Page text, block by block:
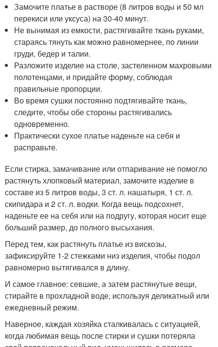
Замочите платье в растворе (8 литров воды и 50 мл
перекиси или уксуса) на 30-40 минут.
Не вынимая из емкости, растягивайте ткань руками,
стараясь тянуть как можно равномернее, по линии
груди, бедер и талии.
Разложите изделие на столе, застеленном махровыми
полотенцами, и придайте форму, соблюдая
правильные пропорции.
Во время сушки постоянно подтягивайте ткань,
следите, чтобы обе стороны растягивались
одновременно.
Практически сухое платье наденьте на себя и
расправьте.
Если стирка, замачивание или отпаривание не помогло
растянуть хлопковый материал, замочите изделие в
составе из 5 литров воды, 3 ст. л. нашатыря, 1 ст. л.
скипидара и 2 ст. л. водки. Когда вещь подсохнет,
наденьте ее на себя или на подругу, которая носит еще
больший размер, до полного высыхания.
Перед тем, как растянуть платье из вискозы,
зафиксируйте 1-2 стежками низ изделия, чтобы подол
равномерно вытягивался в длину.
И самое главное: севшие, а затем растянутые вещи,
стирайте в прохладной воде, используя деликатный или
ежедневный режим.
Наверное, каждая хозяйка сталкивалась с ситуацией,
когда любимая вещь после стирки и сушки потеряла